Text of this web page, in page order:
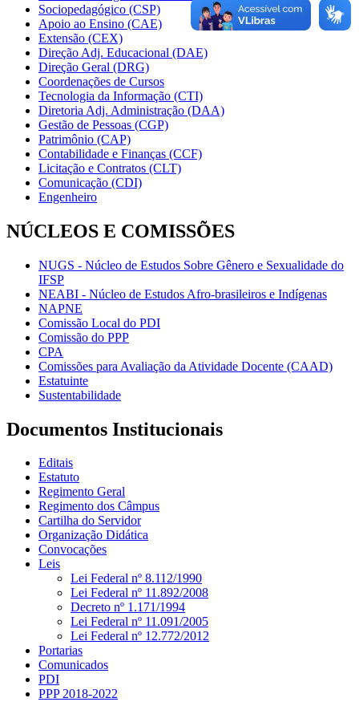
Sociopedagógico (CSP)
Apoio ao Ensino (CAE)
Extensão (CEX)
Direção Adj. Educacional (DAE)
Direção Geral (DRG)
Coordenações de Cursos
Tecnologia da Informação (CTI)
Diretoria Adj. Administração (DAA)
Gestão de Pessoas (CGP)
Patrimônio (CAP)
Contabilidade e Finanças (CCF)
Licitação e Contratos (CLT)
Comunicação (CDI)
Engenheiro
NÚCLEOS E COMISSÕES
NUGS - Núcleo de Estudos Sobre Gênero e Sexualidade do
IFSP
NEABI - Núcleo de Estudos Afro-brasileiros e Indígenas
NAPNE
Comissão Local do PDI
Comissão do PPP
CPA
Comissões para Avaliação da Atividade Docente (CAAD)
Estatuinte
Sustentabilidade
Documentos Institucionais
Editais
Estatuto
Regimento Geral
Regimento dos Câmpus
Cartilha do Servidor
Organização Didática
Convocações
Leis
Lei Federal nº 8.112/1990
Lei Federal nº 11.892/2008
Decreto nº 1.171/1994
Lei Federal nº 11.091/2005
Lei Federal nº 12.772/2012
Portarias
Comunicados
PDI
PPP 2018-2022